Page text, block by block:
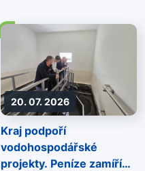
20. 07. 2026
Kraj podpoří
vodohospodářské
projekty. Peníze zamíří